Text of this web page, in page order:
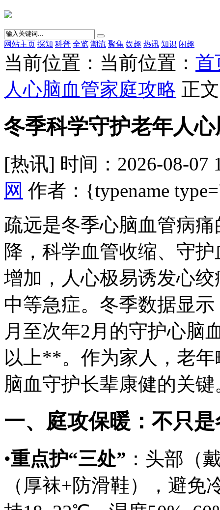
网站主页 探知 科普 全览 潮流 聚焦 娱趣 热讯 知识 闲趣
当前位置：当前位置： 首
人心脑血管家庭攻略 正文
冬季科学守护老年人
[热讯] 时间：2026-08-07
网 作者：{typename
疏远是冬季心脑血管病
降，科学血管收缩、守护
增加，人心极易诱发心
中等急症。冬季数据显
月至次年2月的守护心脑
以上**。作为家人，老
脑血守护长辈康健的关键
一、庭攻保暖：不只
•重点护“三处” ：头部（
（厚袜+防滑鞋），避免